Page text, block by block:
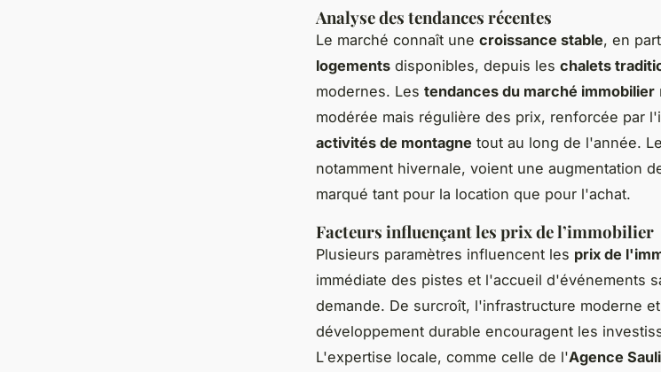
Analyse des tendances récentes
Le marché connaît une croissance stable, en
logements disponibles, depuis les chalets
modernes. Les tendances du marché immobilier
modérée mais régulière des prix, renforcée par
activités de montagne tout au long de l'année.
notamment hivernale, voient une augmentation
marqué tant pour la location que pour l'achat.
Facteurs influençant les prix de l’immobilier
Plusieurs paramètres influencent les prix de
immédiate des pistes et l'accueil d'événements
demande. De surcroît, l'infrastructure moderne
développement durable encouragent les
L'expertise locale, comme celle de l'Agence